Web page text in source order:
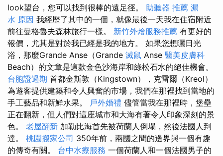
look望台，您可以找到很棒的遠足徑。 助聽器 推薦 漏
水 原因 我經歷了其中的一個，就像最後一天我在住宿附近
前往曼格魯夫森林旅行一樣。 新竹外燴服務推薦 有更好的
報價，尤其是對於我已經是我的地方。 如果您想曬日光
浴，那麼Grande Anse（Grande 滅鼠 Anse 醫美皮膚科
Beach）的文章是這款金色沙海岸和綠松石水的絕佳機會。
台胞證過期 首都金斯敦（Kingstown），克雷爾（Kreol）
為遊客提供建築和令人興奮的市場，我們在那裡找到當地的
手工藝品和新鮮水果。 戶外婚禮 儘管當我在那裡時，堡壘
正在翻新，但人們對這座城市和大海有著令人印象深刻的景
色。 老屋翻新 加勒比海首先被荷蘭人倒塌，然後法國人到
達。 桃園搬家公司 350年前，兩國之間的邊界與一個有趣
的傳奇有關。 台中水療服務 一個荷蘭人和一個法國男子的